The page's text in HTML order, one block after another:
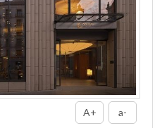
A+ a-